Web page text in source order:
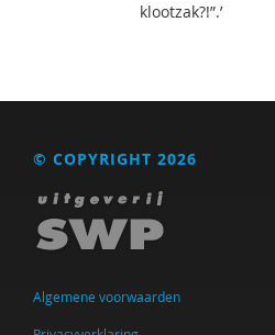
klootzak?!”.’
© COPYRIGHT 2026
Algemene voorwaarden